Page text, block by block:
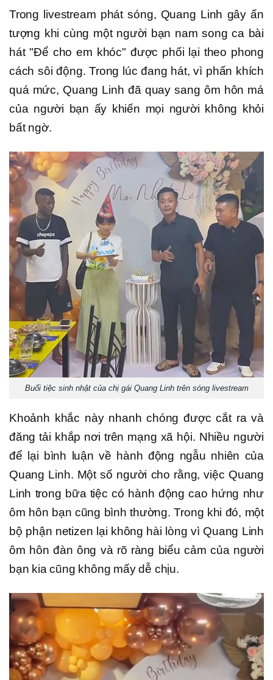
Trong livestream phát sóng, Quang Linh gây ấn
tượng khi cùng một người bạn nam song ca bài
hát "Để cho em khóc" được phối lại theo phong
cách sôi động. Trong lúc đang hát, vì phấn khích
quá mức, Quang Linh đã quay sang ôm hôn má
của người bạn ấy khiến mọi người không khỏi
bất ngờ.
Buổi tiệc sinh nhật của chị gái Quang Linh trên sóng livestream
Khoảnh khắc này nhanh chóng được cắt ra và
đăng tải khắp nơi trên mạng xã hội. Nhiều người
để lại bình luận về hành động ngẫu nhiên của
Quang Linh. Một số người cho rằng, việc Quang
Linh trong bữa tiệc có hành động cao hứng như
ôm hôn bạn cũng bình thường. Trong khi đó, một
bộ phận netizen lại không hài lòng vì Quang Linh
ôm hôn đàn ông và rõ ràng biểu cảm của người
bạn kia cũng không mấy dễ chịu.